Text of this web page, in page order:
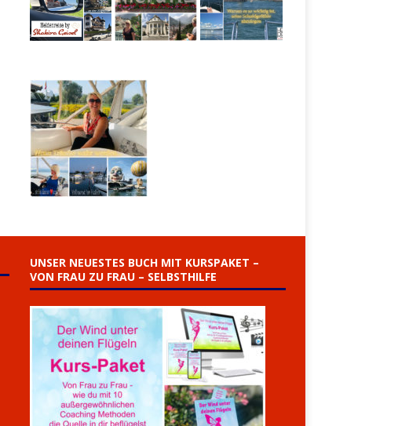
UNSER NEUESTES BUCH MIT KURSPAKET –
VON FRAU ZU FRAU – SELBSTHILFE